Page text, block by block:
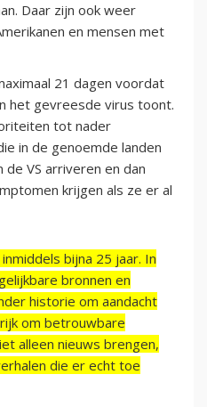
Daar zijn ook weer
en mensen met
21 dagen voordat
het gevreesde virus toont.
tot nader
in de genoemde landen
VS arriveren en dan
krijgen als ze er al
bijna 25 jaar. In
bronnen en
historie om aandacht
om betrouwbare
alleen nieuws brengen,
die er echt toe